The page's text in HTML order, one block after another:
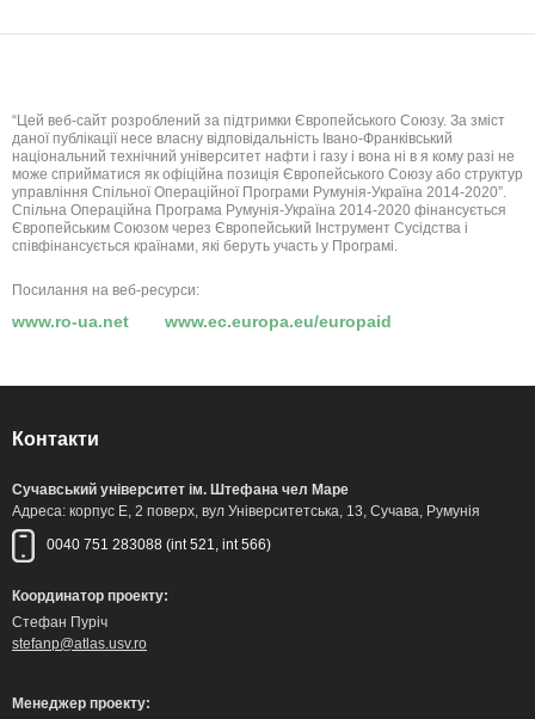
“Цей веб-сайт розроблений за підтримки Європейського Союзу. За зміст
даної публікації несе власну відповідальність Івано-Франківський
національний технічний університет нафти і газу і вона ні в я кому разі не
може сприйматися як офіційна позиція Європейського Союзу або структур
управління Спільної Операційної Програми Румунія-Україна 2014-2020”.
Спільна Операційна Програма Румунія-Україна 2014-2020 фінансується
Європейським Союзом через Європейський Інструмент Сусідства і
співфінансується країнами, які беруть участь у Програмі.
Посилання на веб-ресурси:
www.ro-ua.net www.ec.europa.eu/europaid
Контакти
Сучавський університет ім. Штефана чел Маре
Адреса: корпус Е, 2 поверх, вул Університетська, 13, Сучава, Румунія
0040 751 283088 (int 521, int 566)
Координатор проекту:
Стефан Пуріч
stefanp@atlas.usv.ro
Менеджер проекту: